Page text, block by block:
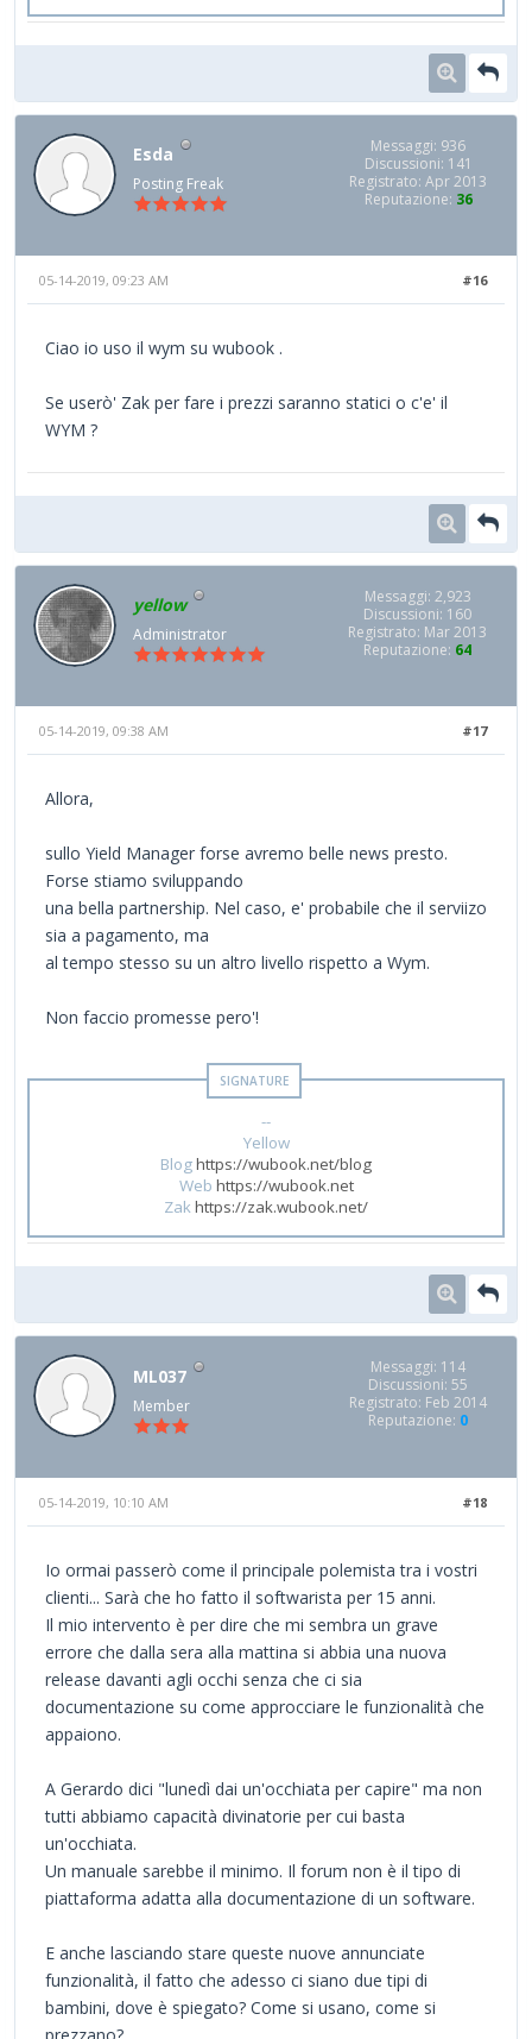
Esda
Posting Freak
Messaggi: 936
Discussioni: 141
Registrato: Apr 2013
Reputazione: 36
#16
05-14-2019, 09:23 AM
Ciao io uso il wym su wubook .
Se userò' Zak per fare i prezzi saranno statici o c'e' il
WYM ?
yellow
Administrator
Messaggi: 2,923
Discussioni: 160
Registrato: Mar 2013
Reputazione: 64
#17
05-14-2019, 09:38 AM
Allora,
sullo Yield Manager forse avremo belle news presto.
Forse stiamo sviluppando
una bella partnership. Nel caso, e' probabile che il serviizo
sia a pagamento, ma
al tempo stesso su un altro livello rispetto a Wym.
Non faccio promesse pero'!
--
Yellow
Bloghttps://wubook.net/blog
Web https://wubook.net
Zakhttps://zak.wubook.net/
ML037
Member
Messaggi: 114
Discussioni: 55
Registrato: Feb 2014
Reputazione: 0
#18
05-14-2019, 10:10 AM
Io ormai passerò come il principale polemista tra i vostri
clienti... Sarà che ho fatto il softwarista per 15 anni.
Il mio intervento è per dire che mi sembra un grave
errore che dalla sera alla mattina si abbia una nuova
release davanti agli occhi senza che ci sia
documentazione su come approcciare le funzionalità che
appaiono.
A Gerardo dici "lunedì dai un'occhiata per capire" ma non
tutti abbiamo capacità divinatorie per cui basta
un'occhiata.
Un manuale sarebbe il minimo. Il forum non è il tipo di
piattaforma adatta alla documentazione di un software.
E anche lasciando stare queste nuove annunciate
funzionalità, il fatto che adesso ci siano due tipi di
bambini, dove è spiegato? Come si usano, come si
prezzano?